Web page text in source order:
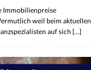
Immobilienpreise
weil beim aktuellen
auf sich […]